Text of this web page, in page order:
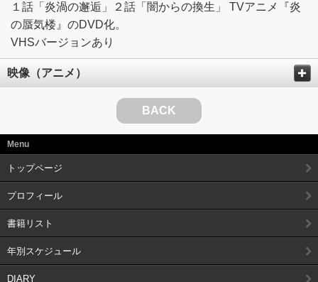
１話「炎渦の邂逅」２話「闇からの換生」 TVアニメ『炎
の蜃気楼』のDVD化。
VHSバージョンあり
映像（アニメ）
BACK
Menu
トップページ
プロフィール
書籍リスト
年別スケジュール
DIARY